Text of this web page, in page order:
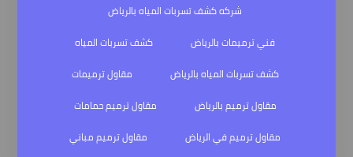
شركه كشف تسربات المياه بالرياض
فني ترميمات بالرياض
كشف تسربات المياه
كشف تسربات المياه بالرياض
مقاول ترميمات
مقاول ترميم بالرياض
مقاول ترميم حمامات
مقاول ترميم في الرياض
مقاول ترميم مباني